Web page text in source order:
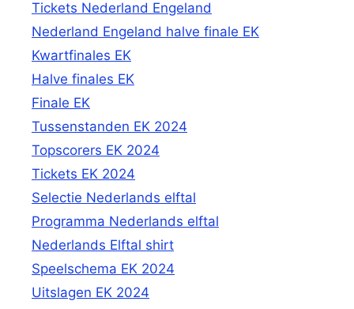
Tickets Nederland Engeland
Nederland Engeland halve finale EK
Kwartfinales EK
Halve finales EK
Finale EK
Tussenstanden EK 2024
Topscorers EK 2024
Tickets EK 2024
Selectie Nederlands elftal
Programma Nederlands elftal
Nederlands Elftal shirt
Speelschema EK 2024
Uitslagen EK 2024